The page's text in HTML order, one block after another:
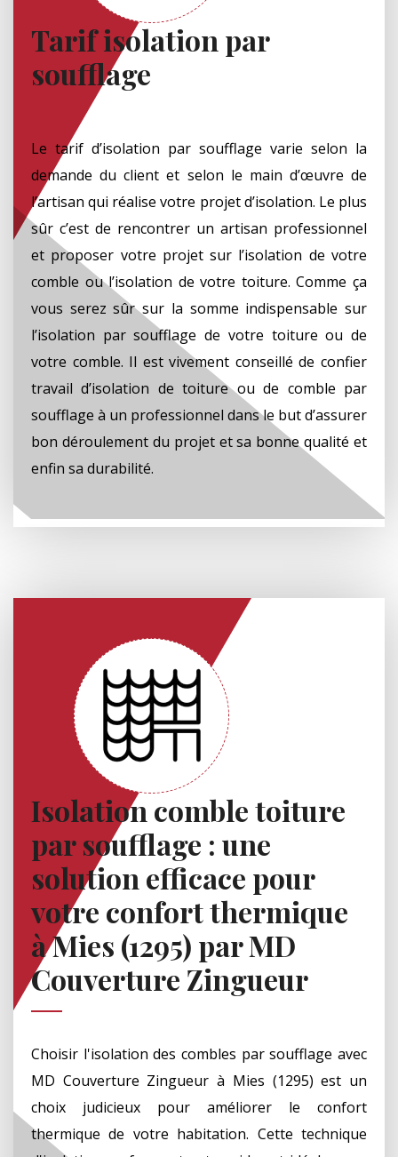
Tarif isolation par
soufflage
Le tarif d’isolation par soufflage varie selon la
demande du client et selon le main d’œuvre de
l’artisan qui réalise votre projet d’isolation. Le plus
sûr c’est de rencontrer un artisan professionnel
et proposer votre projet sur l’isolation de votre
comble ou l’isolation de votre toiture. Comme ça
vous serez sûr sur la somme indispensable sur
l’isolation par soufflage de votre toiture ou de
votre comble. Il est vivement conseillé de confier
travail d’isolation de toiture ou de comble par
soufflage à un professionnel dans le but d’assurer
bon déroulement du projet et sa bonne qualité et
enfin sa durabilité.
Isolation comble toiture
par soufflage : une
solution efficace pour
votre confort thermique
à Mies (1295) par MD
Couverture Zingueur
Choisir l'isolation des combles par soufflage avec
MD Couverture Zingueur à Mies (1295) est un
choix judicieux pour améliorer le confort
thermique de votre habitation. Cette technique